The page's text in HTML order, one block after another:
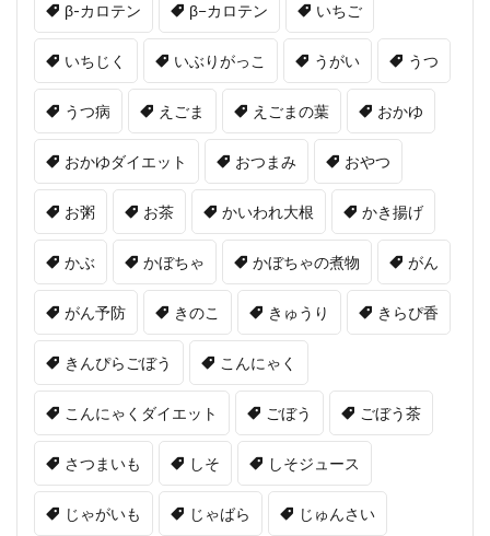
β-カロテン β−カロテン いちご
いちじく いぶりがっこ うがい うつ
うつ病 えごま えごまの葉 おかゆ
おかゆダイエット おつまみ おやつ
お粥 お茶 かいわれ大根 かき揚げ
かぶ かぼちゃ かぼちゃの煮物 がん
がん予防 きのこ きゅうり きらぴ香
きんぴらごぼう こんにゃく
こんにゃくダイエット ごぼう ごぼう茶
さつまいも しそ しそジュース
じゃがいも じゃばら じゅんさい